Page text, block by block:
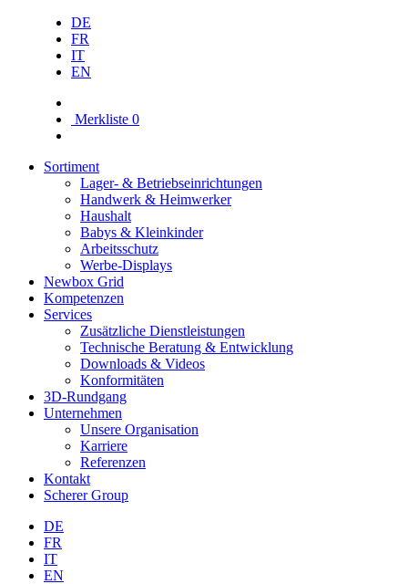
DE
FR
IT
EN
Merkliste 0
Sortiment
Lager- & Betriebs­einrichtungen
Handwerk & Heimwerker
Haushalt
Babys & Kleinkinder
Arbeitsschutz
Werbe-Displays
Newbox Grid
Kompetenzen
Services
Zusätzliche Dienstleistungen
Technische Beratung & Entwicklung
Downloads & Videos
Konformitäten
3D-Rundgang
Unternehmen
Unsere Organisation
Karriere
Referenzen
Kontakt
Scherer Group
DE
FR
IT
EN